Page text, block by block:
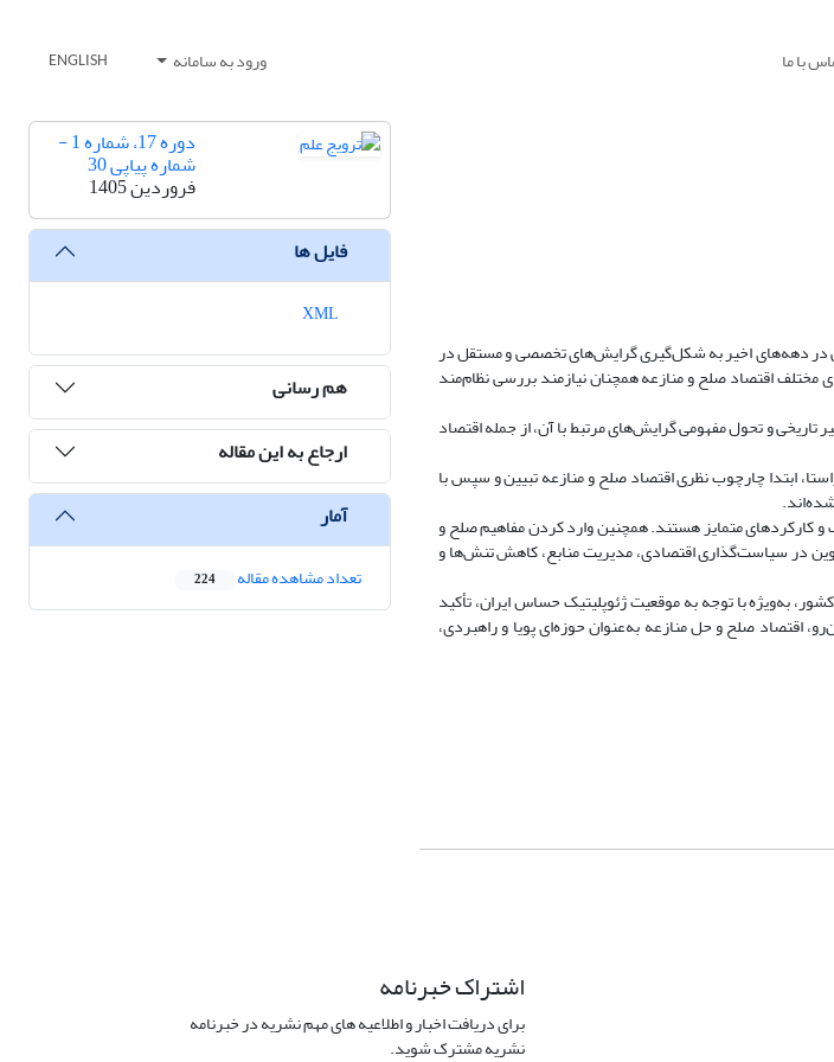
با ما ورود به سامانه ENGLISH
در دهه‌های اخیر به شکل‌گیری گرایش‌های تخصصی و مستقل در
مختلف اقتصاد صلح و منازعه همچنان نیازمند بررسی نظام‌مند
و تحول مفهومی گرایش‌های مرتبط با آن، از جمله اقتصاد
ابتدا چارچوب نظری اقتصاد صلح و منازعه تبیین و سپس با
کارکردهای متمایز هستند. همچنین وارد کردن مفاهیم صلح و
در سیاست‌گذاری اقتصادی، مدیریت منابع، کاهش تنش‌ها و
به‌ویژه با توجه به موقعیت ژئوپلیتیک حساس ایران، تأکید
اقتصاد صلح و حل منازعه به‌عنوان حوزه‌ای پویا و راهبردی،
دوره 17، شماره 1 -
شماره پیاپی 30
فروردین 1405
فایل ها
هم رسانی
ارجاع به این مقاله
آمار
تعداد مشاهده مقاله 224
اشتراک خبرنامه
برای دریافت اخبار و اطلاعیه های مهم نشریه در خبرنامه
نشریه مشترک شوید.